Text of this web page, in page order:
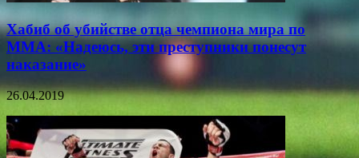
Хабиб об убийстве отца чемпиона мира по
ММА: «Надеюсь, эти преступники понесут
наказание»
26.04.2019